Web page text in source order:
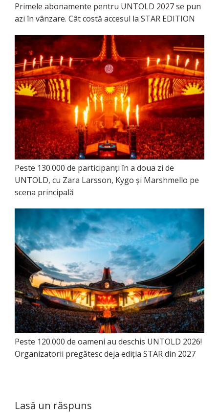
Primele abonamente pentru UNTOLD 2027 se pun
azi în vânzare. Cât costă accesul la STAR EDITION
Peste 130.000 de participanți în a doua zi de
UNTOLD, cu Zara Larsson, Kygo și Marshmello pe
scena principală
Peste 120.000 de oameni au deschis UNTOLD 2026!
Organizatorii pregătesc deja ediția STAR din 2027
Lasă un răspuns